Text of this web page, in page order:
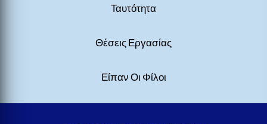
Ταυτότητα
Θέσεις Εργασίας
Είπαν Οι Φίλοι